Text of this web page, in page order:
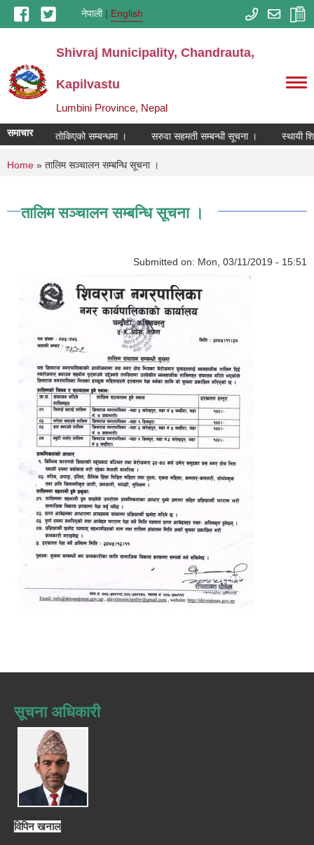
Skip to main contentनेपाली English
Shivraj Municipality, Chandrauta,
Kapilvastu
Lumbini Province, Nepal
समाचार
कार्यक्षेत्र तोकिएको सम्बन्धमा । सरुवा सहमती सम्बन्धी सूचना । स्थायी
You are here
Home » तालिम सञ्चालन सम्बन्धि सूचना ।
तालिम सञ्चालन सम्बन्धि सूचना ।
Submitted on: Mon, 03/11/2019 - 15:51
सूचना अधिकारी
विपिन खनाल